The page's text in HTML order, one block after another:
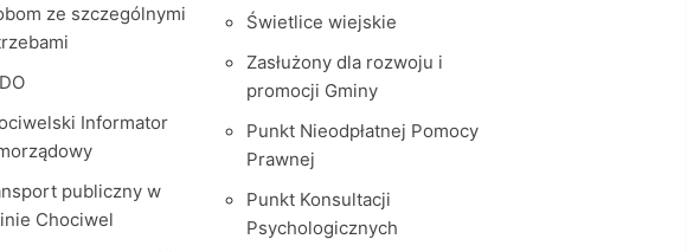
ze szczególnymi
Informator
publiczny w
Chociwel
Świetlice wiejskie
Zasłużony dla rozwoju i
promocji Gminy
Punkt Nieodpłatnej Pomocy
Prawnej
Punkt Konsultacji
Psychologicznych